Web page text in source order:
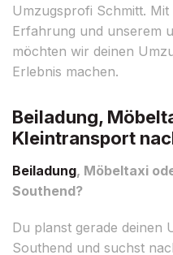
Umzugsprofi Schmitt.
Erfahrung und unserem
möchten wir deinen
Erlebnis machen.
Beiladung,
Kleintransport
Beiladung, Möbeltaxi
Southend?
Du planst gerade deinen
Southend und suchst